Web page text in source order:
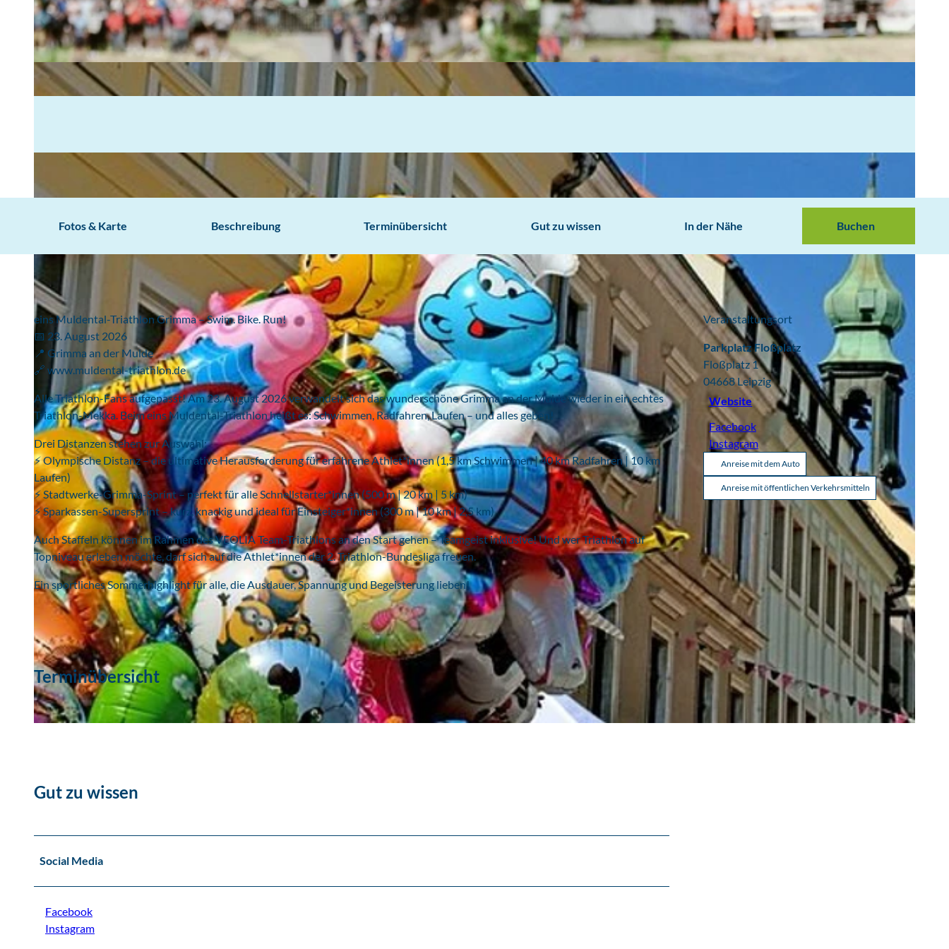
© © Luzie Baumann
Fotos & Karte Beschreibung Terminübersicht Gut zu wissen In der Nähe Buchen
eins Muldental-Triathlon Grimma – Swim. Bike. Run!
📅 23. August 2026
📍 Grimma an der Mulde
🔗 www.muldental-triathlon.de
Alle Triathlon-Fans aufgepasst! Am 23. August 2026 verwandelt sich das wunderschöne Grimma an der Mulde wieder in ein echtes
Triathlon-Mekka. Beim eins Muldental-Triathlon heißt es: Schwimmen, Radfahren, Laufen – und alles geben!
Drei Distanzen stehen zur Auswahl:
⚡ Olympische Distanz – die ultimative Herausforderung für erfahrene Athlet*innen (1,5 km Schwimmen | 40 km Radfahren | 10 km
Laufen)
⚡ Stadtwerke-Grimma-Sprint – perfekt für alle Schnellstarter*innen (500 m | 20 km | 5 km)
⚡ Sparkassen-Supersprint – kurz, knackig und ideal für Einsteiger*innen (300 m | 10 km | 2,5 km)
Auch Staffeln können im Rahmen des VEOLIA Team-Triathlons an den Start gehen – Teamgeist inklusive! Und wer Triathlon auf
Topniveau erleben möchte, darf sich auf die Athlet*innen der 2. Triathlon-Bundesliga freuen.
Ein sportliches Sommerhighlight für alle, die Ausdauer, Spannung und Begeisterung lieben!
Terminübersicht
Gut zu wissen
Social Media
Facebook
Instagram
Veranstaltungsort
Parkplatz Floßplatz
Floßplatz 1
04668Leipzig
Website
Facebook
Instagram
Anreise mit dem Auto
Anreise mit öffentlichen Verkehrsmitteln